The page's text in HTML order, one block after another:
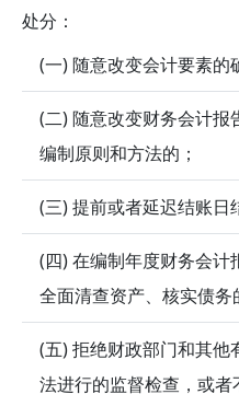
处分：
(一) 随意改变会计要素的
(二) 随意改变财务会计报
编制原则和方法的；
(三) 提前或者延迟结账日
(四) 在编制年度财务会计
全面清查资产、核实债务
(五) 拒绝财政部门和其他
法进行的监督检查，或者